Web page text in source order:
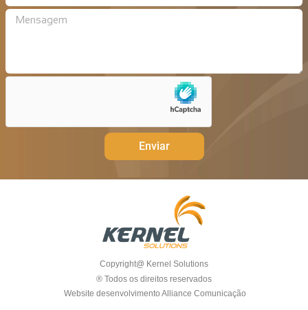
Enviar
Copyright@ Kernel Solutions
® Todos os direitos reservados
Website desenvolvimento Alliance Comunicação